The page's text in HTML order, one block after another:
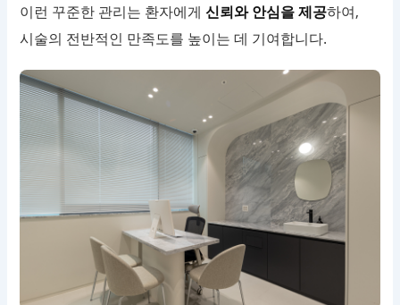
이런 꾸준한 관리는 환자에게신뢰와 안심을 제공하여,
시술의 전반적인 만족도를 높이는 데 기여합니다.